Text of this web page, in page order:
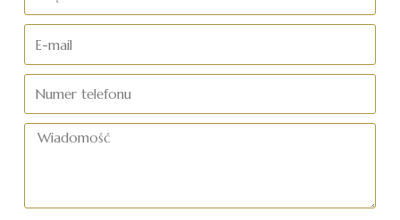
i
mail
telefonu
Wiadomość